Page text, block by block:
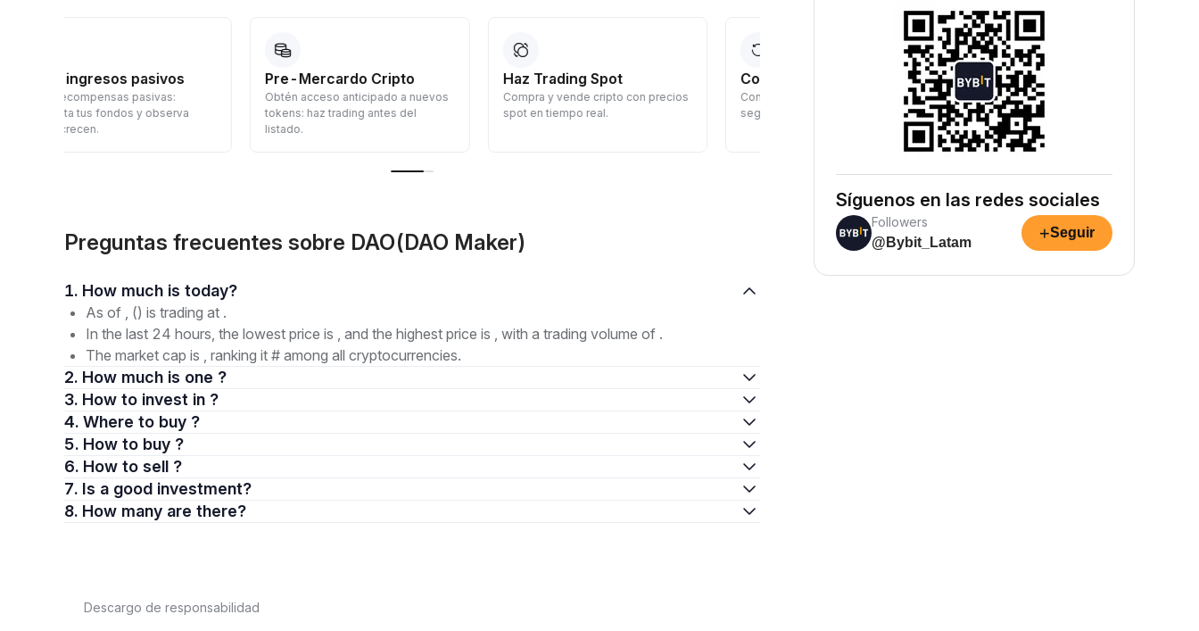
Pre-Mercardo Cripto
Obtén acceso anticipado a nuevos
tokens: haz trading antes del
listado.
Haz Trading Spot
Compra y vende cripto con precios
spot en tiempo real.
Convertir
Convierte criptos sin coste: rápido,
seguro y fácil.
Gana ingresos pasivos
Gana recompensas pasivas:
deposita tus fondos y observa
Preguntas frecuentes sobre DAO(DAO Maker)
1. How much is today?
As of , () is trading at .
In the last 24 hours, the lowest price is , and the highest price is , with a trading volume of .
The market cap is , ranking it # among all cryptocurrencies.
2. How much is one ?
3. How to invest in ?
4. Where to buy ?
5. How to buy ?
6. How to sell ?
7. Is a good investment?
8. How many are there?
Descargo de responsabilidad
Síguenos en las redes sociales
Followers
@Bybit_Latam
+Seguir